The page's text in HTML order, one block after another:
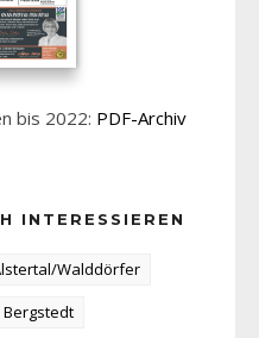
bis 2022: PDF-Archiv
INTERESSIEREN
Walddörfer
Bergstedt